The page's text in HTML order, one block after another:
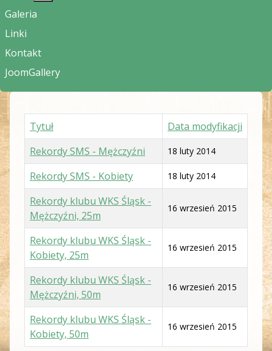
Galeria
Linki
Kontakt
JoomGallery
Tytuł
Data modyfikacji
Rekordy SMS - Mężczyźni
18 luty 2014
Rekordy SMS - Kobiety 18 luty 2014
Rekordy klubu WKS Śląsk -
Mężczyźni, 25m
16 wrzesień 2015
Rekordy klubu WKS Śląsk -
Kobiety, 25m
16 wrzesień 2015
Rekordy klubu WKS Śląsk -
Mężczyźni, 50m
16 wrzesień 2015
Rekordy klubu WKS Śląsk -
Kobiety, 50m
16 wrzesień 2015